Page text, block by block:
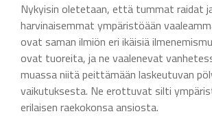
Nykyisin oletetaan, että tummat raidat
harvinaisemmat ympäristöään
ovat saman ilmiön eri ikäisiä
ovat tuoreita, ja ne vaalenevat
muassa niitä peittämään laskeutuvan
vaikutuksesta. Ne erottuvat silti
erilaisen raekokonsa ansiosta.